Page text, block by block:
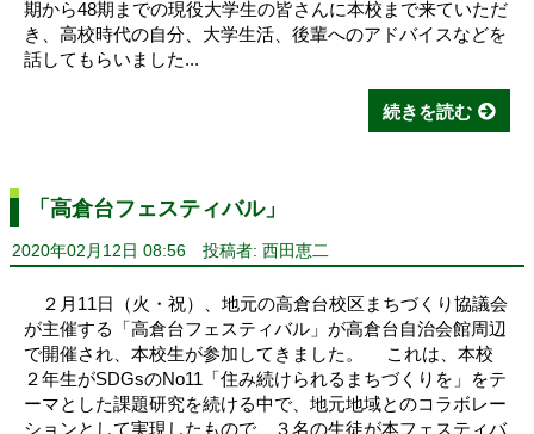
期から48期までの現役大学生の皆さんに本校まで来ていただ
き、高校時代の自分、大学生活、後輩へのアドバイスなどを
話してもらいました...
続きを読む
「高倉台フェスティバル」
2020年02月12日 08:56 投稿者: 西田恵二
２月11日（火・祝）、地元の高倉台校区まちづくり協議会
が主催する「高倉台フェスティバル」が高倉台自治会館周辺
で開催され、本校生が参加してきました。 これは、本校
２年生がSDGsのNo11「住み続けられるまちづくりを」をテ
ーマとした課題研究を続ける中で、地元地域とのコラボレー
ションとして実現したもので、３名の生徒が本フェスティバ